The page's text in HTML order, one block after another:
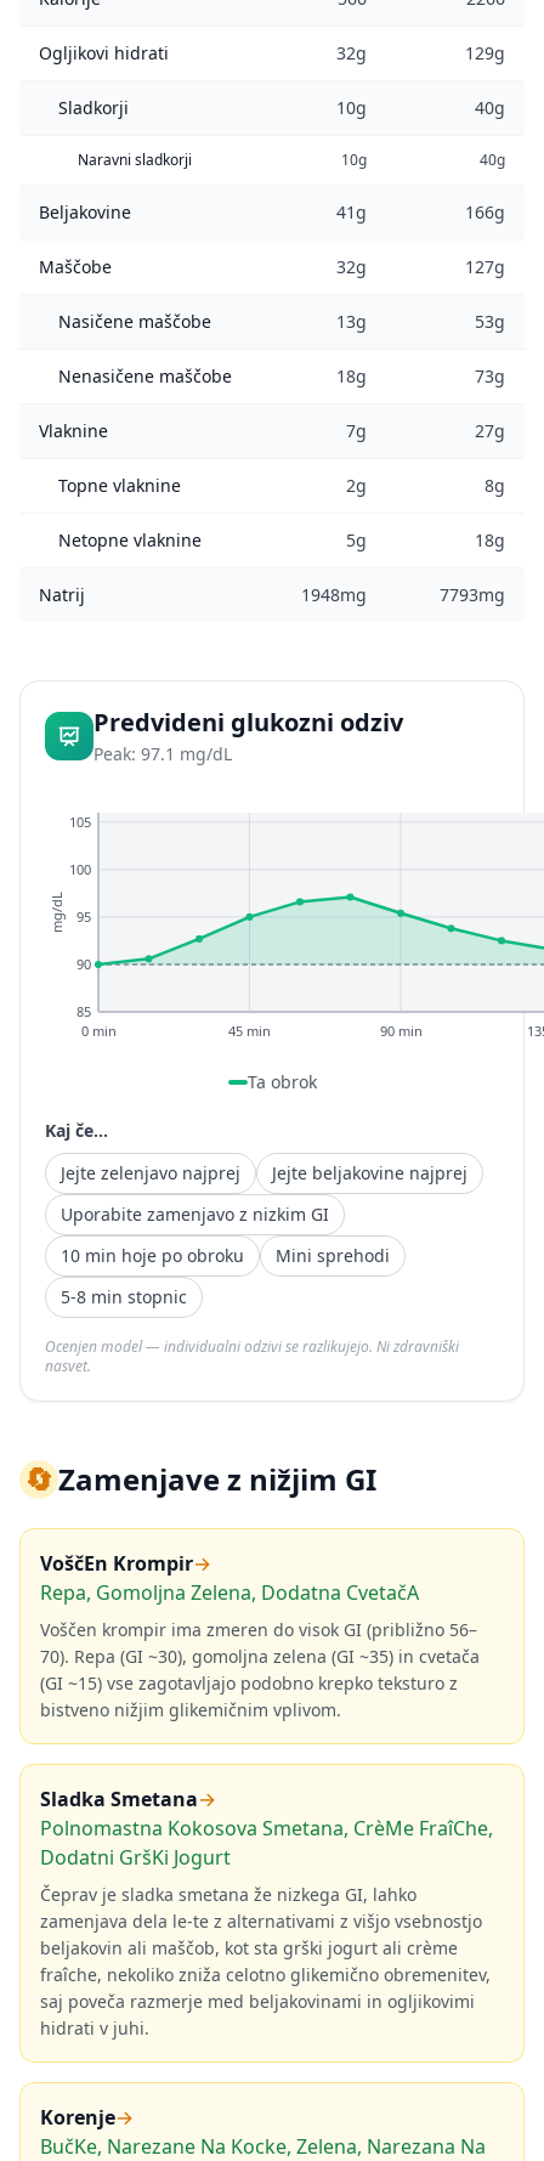
Ogljikovi hidrati 32g 129g
Sladkorji 10g 40g
Naravni sladkorji 10g 40g
Beljakovine 41g 166g
Maščobe 32g 127g
Nasičene maščobe 13g 53g
Nenasičene maščobe 18g 73g
Vlaknine 7g 27g
Topne vlaknine 2g 8g
Netopne vlaknine 5g 18g
Natrij 1948mg 7793mg
Predvideni glukozni odziv
Peak: 97.1 mg/dL
85
90
95
100
105
0 min 45 min 90 min
mg/dL
Ta obrok
Kaj če...
Jejte zelenjavo najprej
Jejte beljakovine najprej
Uporabite zamenjavo z nizkim GI
10 min hoje po obroku
Mini sprehodi
5-8 min stopnic
Ocenjen model — individualni odzivi se razlikujejo. Ni zdravniški
nasvet.
🔄Zamenjave z nižjim GI
VoščEn Krompir→
Repa, Gomoljna Zelena, Dodatna CvetačA
Voščen krompir ima zmeren do visok GI (približno 56–
70). Repa (GI ~30), gomoljna zelena (GI ~35) in cvetača
(GI ~15) vse zagotavljajo podobno krepko teksturo z
bistveno nižjim glikemičnim vplivom.
Sladka Smetana→
Polnomastna Kokosova Smetana, CrèMe FraîChe,
Dodatni GršKi Jogurt
Čeprav je sladka smetana že nizkega GI, lahko
zamenjava dela le-te z alternativami z višjo vsebnostjo
beljakovin ali maščob, kot sta grški jogurt ali crème
fraîche, nekoliko zniža celotno glikemično obremenitev,
saj poveča razmerje med beljakovinami in ogljikovimi
hidrati v juhi.
Korenje→
BučKe, Narezane Na Kocke, Zelena, Narezana Na